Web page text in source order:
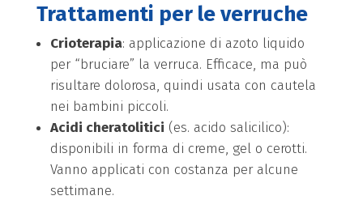
Trattamenti per le verruche
Crioterapia: applicazione di azoto liquido
per “bruciare” la verruca. Efficace, ma può
risultare dolorosa, quindi usata con cautela
nei bambini piccoli.
Acidi cheratolitici (es. acido salicilico):
disponibili in forma di creme, gel o cerotti.
Vanno applicati con costanza per alcune
settimane.